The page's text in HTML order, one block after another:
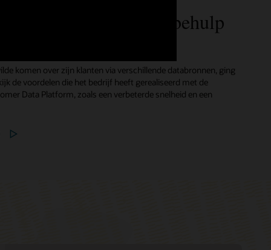
de kosten met behulp
komen over zijn klanten via verschillende databronnen, ging
de voordelen die het bedrijf heeft gerealiseerd met de
Data Platform, zoals een verbeterde snelheid en een